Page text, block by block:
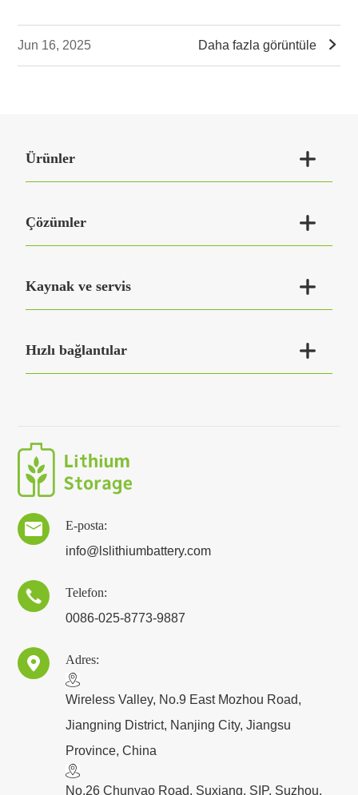
Jun 16, 2025 Daha fazla görüntüle 
Ürünler 
Çözümler 
Kaynak ve servis 
Hızlı bağlantılar 

E-posta:
info@lslithiumbattery.com

Telefon:
0086-025-8773-9887
 Adres:
​Wireless Valley, No.9 East Mozhou Road,
Jiangning District, Nanjing City, Jiangsu
Province, China
No.26 Chunyao Road, Suxiang, SIP, Suzhou,